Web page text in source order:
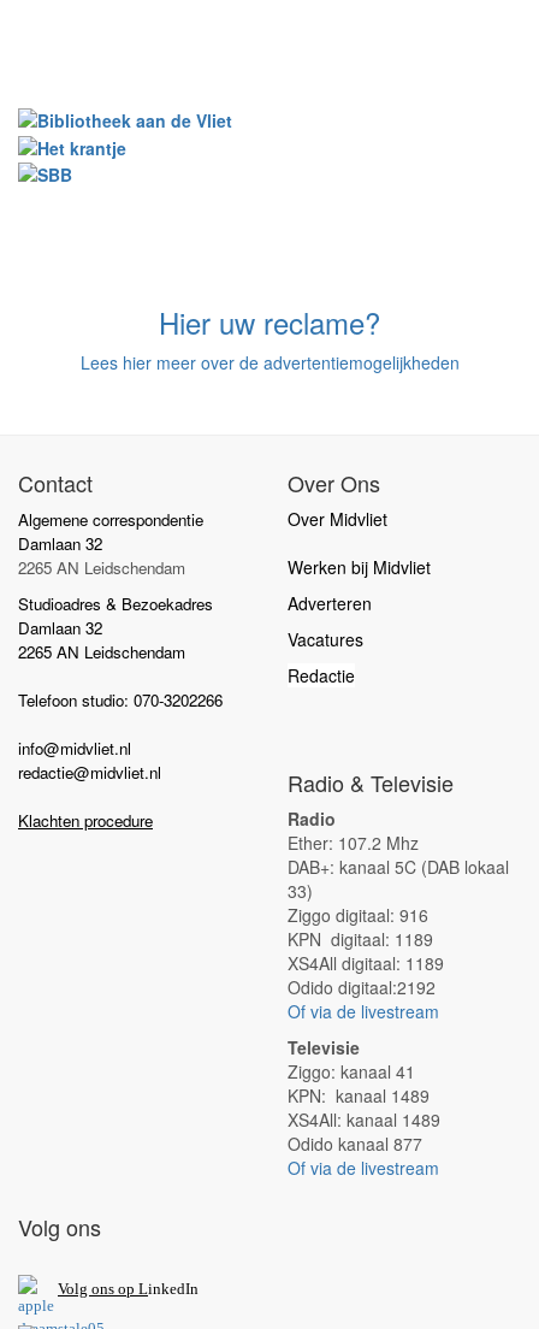
Hier uw reclame?
Lees hier meer over de advertentiemogelijkheden
Contact
Algemene correspondentie
Damlaan 32
2265 AN Leidschendam
Studioadres & Bezoekadres
Damlaan 32
2265 AN Leidschendam
Telefoon studio: 070-3202266
info@midvliet.nl
redactie@midvliet.nl
Klachten procedure
Over Ons
Over Midvliet
Werken bij Midvliet
Adverteren
Vacatures
Redactie
Radio & Televisie
Radio
Ether: 107.2 Mhz
DAB+: kanaal 5C (DAB lokaal
33)
Ziggo digitaal: 916
KPN digitaal: 1189
XS4All digitaal: 1189
Odido digitaal:2192
Of via de livestream
Televisie
Ziggo: kanaal 41
KPN: kanaal 1489
XS4All: kanaal 1489
Odido kanaal 877
Of via de livestream
Volg ons
Volg ons op LinkedIn